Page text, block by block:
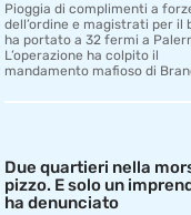
Pioggia di complimenti a
dell’ordine e magistrati per il
ha portato a 32 fermi a
L’operazione ha colpito il
mandamento mafioso di
Due quartieri nella
pizzo. E solo un
ha denunciato